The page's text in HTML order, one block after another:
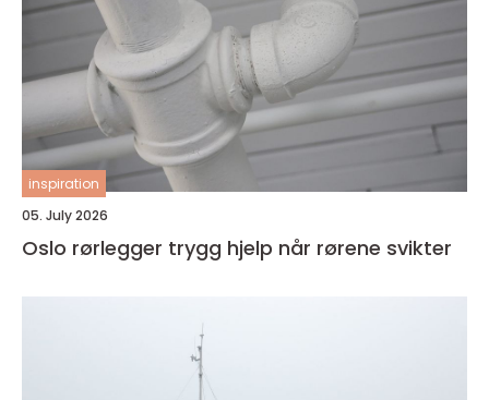
inspiration
05. July 2026
Oslo rørlegger trygg hjelp når rørene svikter